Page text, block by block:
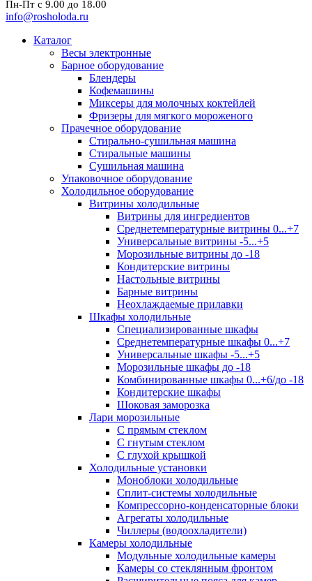
Пн-Пт с 9.00 до 18.00
info@rosholoda.ru
Каталог
Весы электронные
Барное оборудование
Блендеры
Кофемашины
Миксеры для молочных коктейлей
Фризеры для мягкого мороженого
Прачечное оборудование
Стирально-сушильная машина
Стиральные машины
Сушильная машина
Упаковочное оборудование
Холодильное оборудование
Витрины холодильные
Витрины для ингредиентов
Среднетемпературные витрины 0...+7
Универсальные витрины -5...+5
Морозильные витрины до -18
Кондитерские витрины
Настольные витрины
Барные витрины
Неохлаждаемые прилавки
Шкафы холодильные
Cпециализированные шкафы
Среднетемпературные шкафы 0...+7
Универсальные шкафы -5...+5
Морозильные шкафы до -18
Комбинированные шкафы 0...+6/до -18
Кондитерские шкафы
Шоковая заморозка
Лари морозильные
С прямым стеклом
С гнутым стеклом
С глухой крышкой
Холодильные установки
Моноблоки холодильные
Сплит-системы холодильные
Компрессорно-конденсаторные блоки
Агрегаты холодильные
Чиллеры (водоохладители)
Камеры холодильные
Модульные холодильные камеры
Камеры со стеклянным фронтом